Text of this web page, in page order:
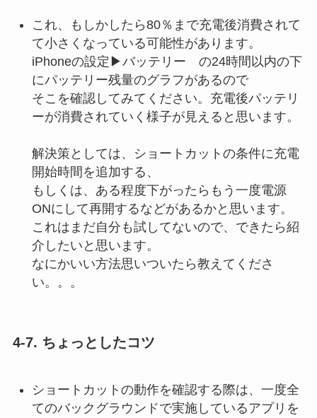
これ、もしかしたら80％まで充電後消費されて
て小さくなっている可能性があります。
iPhoneの設定▶バッテリー の24時間以内の下
にパッテリー残量のグラフがあるので
そこを確認してみてください。充電後パッテリ
ーが消費されていく様子が見えると思います。
解決策としては、ショートカットの条件に充電
開始時間を追加する、
もしくは、ある程度下がったらもう一度電源
ONにして再開するなどがあるかと思います。
これはまだ自分も試してないので、できたら紹
介したいと思います。
なにかいい方法思いついたら教えてくださ
い。。。
4‐7. ちょっとしたコツ
ショートカットの動作を確認する際は、一度全
てのバックグラウンドで実施しているアプリを